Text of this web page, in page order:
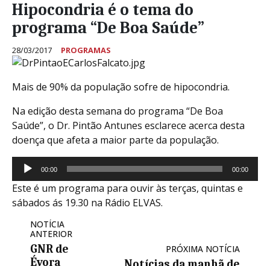
Hipocondria é o tema do
programa “De Boa Saúde”
28/03/2017 PROGRAMAS
Mais de 90% da população sofre de hipocondria.
Na edição desta semana do programa “De Boa
Saúde”, o Dr. Pintão Antunes esclarece acerca desta
doença que afeta a maior parte da população.
Reprodutor
de
áudio
00:00 00:00
Este é um programa para ouvir às terças, quintas e
sábados ás 19.30 na Rádio ELVAS.
NOTÍCIA
ANTERIOR
GNR de
Évora
PRÓXIMA NOTÍCIA